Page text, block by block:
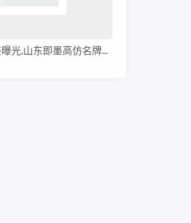
即墨高仿厂家女装曝光,山东即墨高仿名牌服装